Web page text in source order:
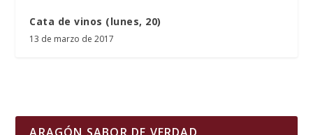
Cata de vinos (lunes, 20)
13 de marzo de 2017